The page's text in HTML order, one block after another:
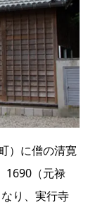
）に僧の清寛
1690（元禄
り、実行寺